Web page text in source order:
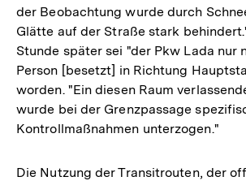
der Beobachtung wurde durch
Glätte auf der Straße stark
Stunde später sei "der Pkw Lada nur
Person [besetzt] in Richtung
worden. "Ein diesen Raum
wurde bei der Grenzpassage
Kontrollmaßnahmen unterzogen."
Die Nutzung der Transitrouten, der